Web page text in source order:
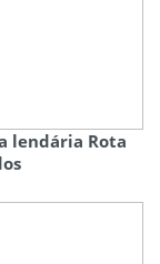
lendária Rota